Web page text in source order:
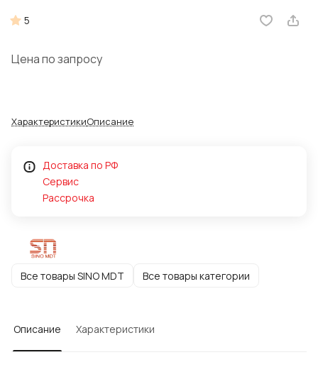
5
Цена по запросу
ХарактеристикиОписание
Доставка по РФ
Сервис
Рассрочка
Все товары SINO MDT Все товары категории
Описание Характеристики